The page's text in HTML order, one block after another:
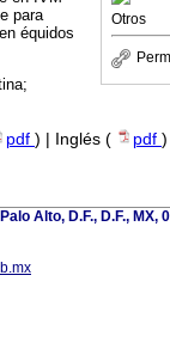
Otros
para
équidos
pdf ) | Inglés ( pdf )
Alto, D.F., D.F., MX,